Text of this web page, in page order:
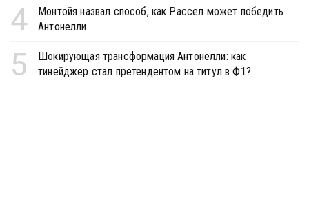
4
Монтойя назвал способ, как Рассел может победить
Антонелли
5
Шокирующая трансформация Антонелли: как
тинейджер стал претендентом на титул в Ф1?